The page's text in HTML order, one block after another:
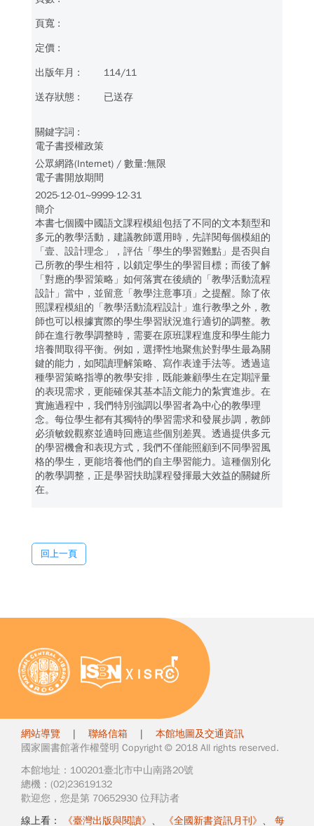
114/11
已送存
電子書授權政策
公眾網路(Internet) / 數量:無限
電子書開放期間
2025-12-01~9999-12-31
簡介
本書七個國中國語文課程模組包括了不同的文本類型和
多元的教學活動，建議教師選用時，先詳閱每個模組的
「壹、設計理念」，評估「學生的學習難點」是否與自
己所教的學生相符，以鎖定學生的學習目標；而後了解
「對應的學習策略」如何落實在後續的「教學活動流程
設計」當中，並留意「教學注意事項」之提醒。除了依
照課程模組的「教學活動流程設計」進行教學之外，教
師也可以根據實際的學生學習狀況進行適切的調整。教
師在進行教學調整時，需要在原班課程進度和學生能力
培養間取得平衡。例如，選擇性地聚焦於對學生最為關
鍵的能力，如閱讀理解策略、寫作表達手法等。透過這
種學習策略指導的教學安排，既能兼顧學生在定期評量
的表現需求，更能確保其基本語文能力的紮實進步。在
實施過程中，我們特別強調以學習者為中心的教學理
念。每位學生都有其獨特的學習需求和發展步調，教師
必須敏銳觀察並適時回應這些個別差異。透過提供多元
的學習機會和表現方式，我們不僅能照顧到不同學習風
格的學生，更能培養他們的自主學習能力。這種個別化
的教學調整，正是學習扶助課程發揮最大效益的關鍵所
在。
回上一頁
網站導覽 | 聯絡信箱 | 本館地圖及交通資訊
國家圖書館著作權聲明 Copyright © 2018 All rights reserved.
本館地址：100201臺北市中山南路20號
總機：(02)23619132
歡迎您，您是第 70652930 位拜訪者
線上看：
《臺灣出版與閱讀》 、 《全國新書資訊月刊》 、 每